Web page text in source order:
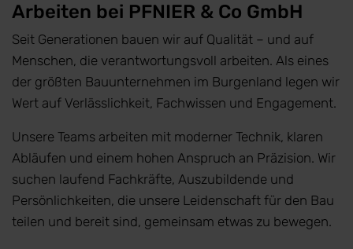
Arbeiten bei PFNIER & Co GmbH
Seit Generationen bauen wir auf Qualität – und auf
Menschen, die verantwortungsvoll arbeiten. Als eines
der größten Bauunternehmen im Burgenland legen wir
Wert auf Verlässlichkeit, Fachwissen und Engagement.
Unsere Teams arbeiten mit moderner Technik, klaren
Abläufen und einem hohen Anspruch an Präzision. Wir
suchen laufend Fachkräfte, Auszubildende und
Persönlichkeiten, die unsere Leidenschaft für den Bau
teilen und bereit sind, gemeinsam etwas zu bewegen.